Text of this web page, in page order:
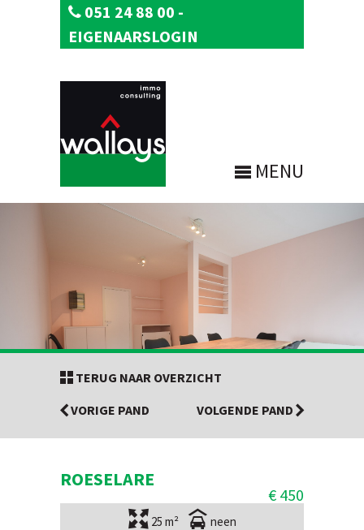
051 24 88 00 -
EIGENAARSLOGIN
MENU
TERUG NAAR OVERZICHT
VORIGE PAND
VOLGENDE PAND
ROESELARE
€ 450
25 m² neen